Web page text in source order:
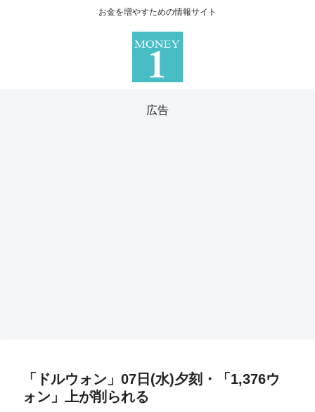
お金を増やすための情報サイト
広告
「ドルウォン」07日(水)夕刻・「1,376ウ
ォン」上が削られる